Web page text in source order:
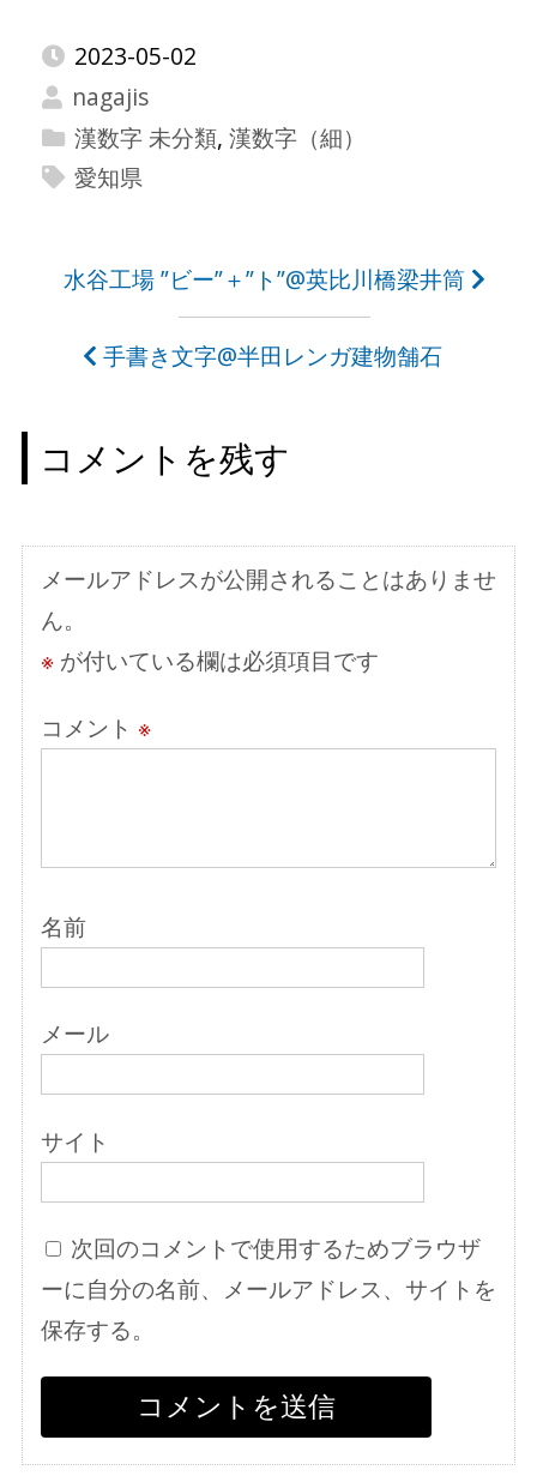
2023-05-02
nagajis
漢数字 未分類, 漢数字（細）
愛知県
ビ
ゲ
シ
ョ
ン
水谷工場 ”ビー”＋”ト”@英比川橋梁井筒
手書き文字@半田レンガ建物舗石
コメントを残す
メールアドレスが公開されることはありませ
ん。
※が付いている欄は必須項目です
コメント ※
名前
メール
サイト
次回のコメントで使用するためブラウザ
ーに自分の名前、メールアドレス、サイトを
保存する。